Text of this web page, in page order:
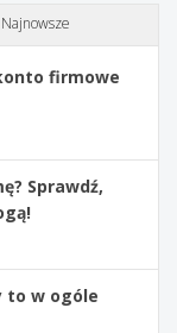
Najnowsze
firmowe
Sprawdź,
to w ogóle